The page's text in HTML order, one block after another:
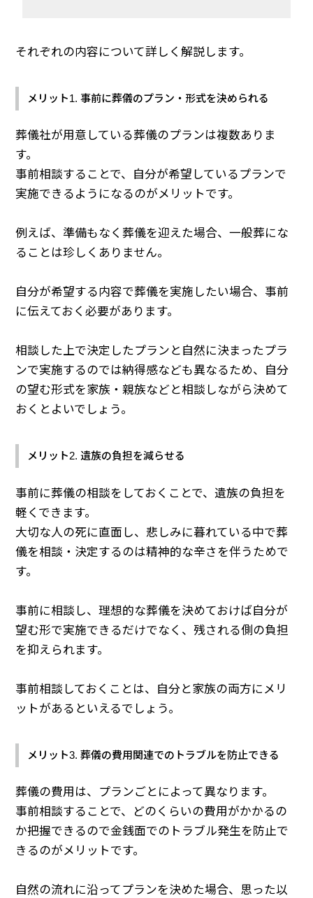
それぞれの内容について詳しく解説します。
メリット1. 事前に葬儀のプラン・形式を決められる
葬儀社が用意している葬儀のプランは複数ありま
す。
事前相談することで、自分が希望しているプランで
実施できるようになるのがメリットです。
例えば、準備もなく葬儀を迎えた場合、一般葬にな
ることは珍しくありません。
自分が希望する内容で葬儀を実施したい場合、事前
に伝えておく必要があります。
相談した上で決定したプランと自然に決まったプラ
ンで実施するのでは納得感なども異なるため、自分
の望む形式を家族・親族などと相談しながら決めて
おくとよいでしょう。
メリット2. 遺族の負担を減らせる
事前に葬儀の相談をしておくことで、遺族の負担を
軽くできます。
大切な人の死に直面し、悲しみに暮れている中で葬
儀を相談・決定するのは精神的な辛さを伴うためで
す。
事前に相談し、理想的な葬儀を決めておけば自分が
望む形で実施できるだけでなく、残される側の負担
を抑えられます。
事前相談しておくことは、自分と家族の両方にメリ
ットがあるといえるでしょう。
メリット3. 葬儀の費用関連でのトラブルを防止できる
葬儀の費用は、プランごとによって異なります。
事前相談することで、どのくらいの費用がかかるの
か把握できるので金銭面でのトラブル発生を防止で
きるのがメリットです。
自然の流れに沿ってプランを決めた場合、思った以